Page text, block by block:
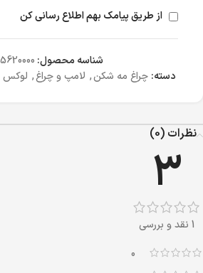
از طریق پیامک بهم اطلاع رسانی کن
شناسه محصول:
دسته: چراغ مه شکن, لامپ و چراغ, لوکس
نظرات (0)
3
1 نقد و بررسی
0